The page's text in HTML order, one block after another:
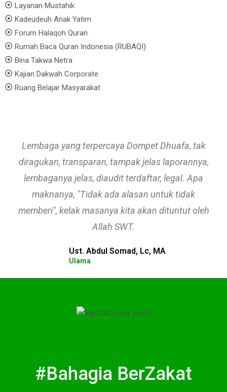
Layanan Mustahik
Kadeudeuh Anak Yatim
Forum Halaqoh Quran
Rumah Baca Quran Indonesia (RUBAQI)
Bina Takwa Netra
Kajian Dakwah Corporate
Ruang Belajar Masyarakat
Lembaga yang terpercaya Dompet Dhuafa, tak
diragukan, transparan, tampak jelas laporannya,
lembaganya jelas, diaudit terdaftar, legal. Apa
maknanya, "Tidak ada alasan untuk tidak
memberi", kelak masanya kita akan dituntut oleh
Allah SWT.
Ust. Abdul Somad, Lc, MA
Ulama
#Bahagia BerZakat